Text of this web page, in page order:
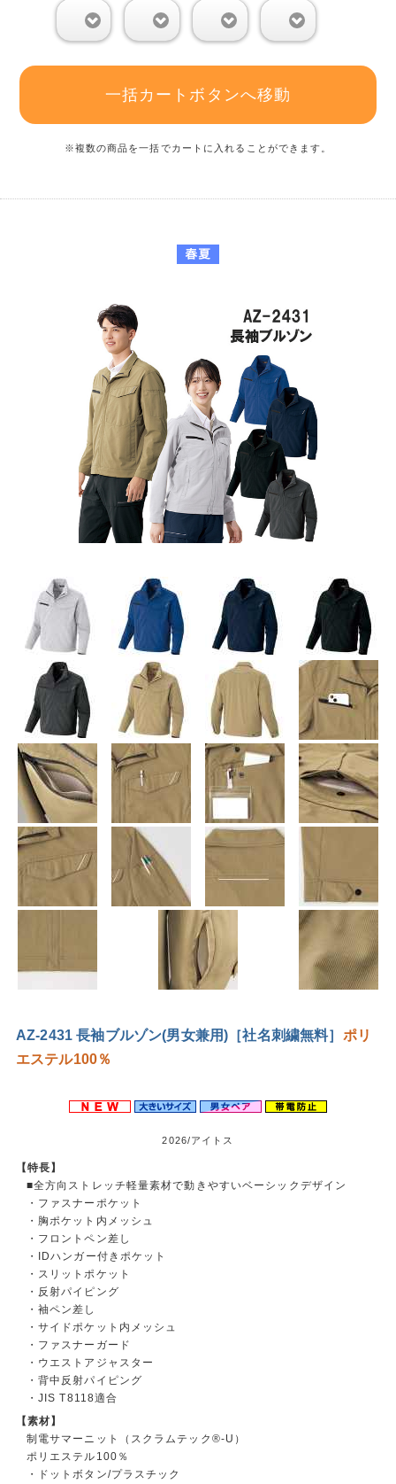
一括カートボタンへ移動
※複数の商品を一括でカートに入れることができます。
AZ-2431 長袖ブルゾン(男女兼用)［社名刺繍無料］ ポリ
エステル100％
2026/アイトス
【特長】
■全方向ストレッチ軽量素材で動きやすいベーシックデザイン
・ファスナーポケット
・胸ポケット内メッシュ
・フロントペン差し
・IDハンガー付きポケット
・スリットポケット
・反射パイピング
・袖ペン差し
・サイドポケット内メッシュ
・ファスナーガード
・ウエストアジャスター
・背中反射パイピング
・JIS T8118適合
【素材】
制電サマーニット（スクラムテック®-U）
ポリエステル100％
・ドットボタン/プラスチック